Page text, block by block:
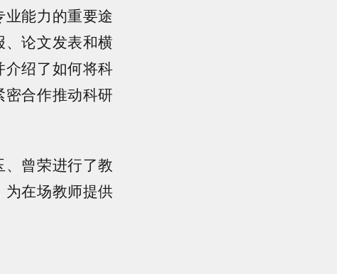
能力的重要途
论文发表和横
绍了如何将科
合作推动科研
曾荣进行了教
在场教师提供